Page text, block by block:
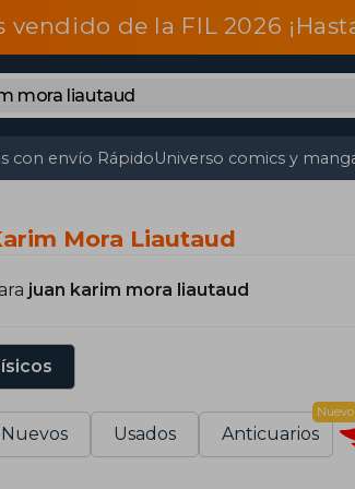
vendido de la FIL 2026
con envío RápidoUniverso comics y
Mora Liautaud
juan karim mora liautaud
Nuevos Usados Anticuarios
Nuevo